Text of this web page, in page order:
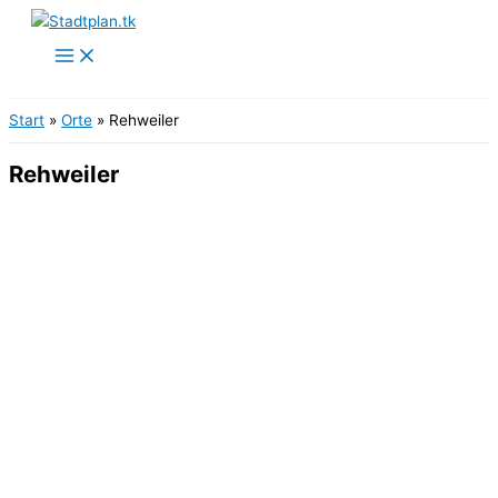
Zum
Start Orte Rehweiler
Rehweiler